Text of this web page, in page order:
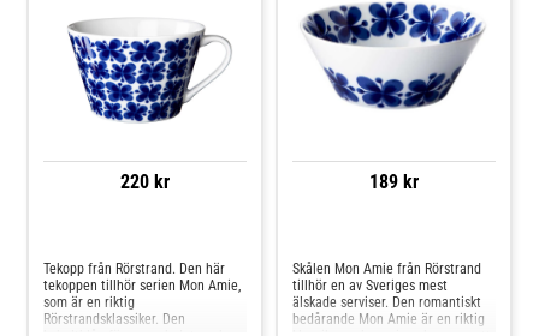
220 kr
Tekopp från Rörstrand. Den här
tekoppen tillhör serien Mon Amie,
som är en riktig
Rörstrandsklassiker. Den
189 kr
Skålen Mon Amie från Rörstrand
tillhör en av Sveriges mest
älskade serviser. Den romantiskt
bedårande Mon Amie är en riktig